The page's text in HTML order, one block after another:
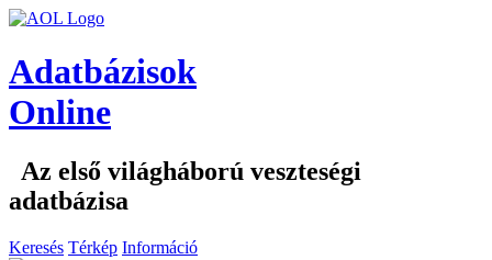
Adatbázisok
Online
Az első világháború veszteségi
adatbázisa
Keresés Térkép Információ